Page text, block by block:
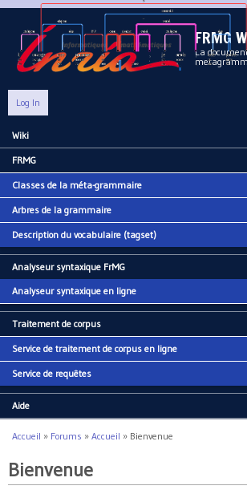
Aller au contenu principal
FRMG
La
Log In
Main menu
Wiki
FRMG
Classes de la méta-grammaire
Arbres de la grammaire
Description du vocabulaire (tagset)
Analyseur syntaxique FrMG
Analyseur syntaxique en ligne
Traitement de corpus
Service de traitement de corpus en ligne
Service de requêtes
Aide
Vous êtes ici
Accueil » Forums » Accueil » Bienvenue
Bienvenue